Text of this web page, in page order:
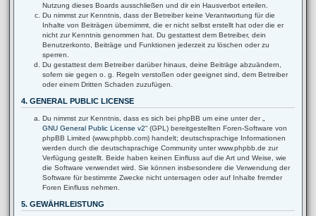
Nutzung dieses Boards ausschließen und dir ein Hausverbot erteilen.
Du nimmst zur Kenntnis, dass der Betreiber keine Verantwortung für die
Inhalte von Beiträgen übernimmt, die er nicht selbst erstellt hat oder die er
nicht zur Kenntnis genommen hat. Du gestattest dem Betreiber, dein
Benutzerkonto, Beiträge und Funktionen jederzeit zu löschen oder zu
sperren.
Du gestattest dem Betreiber darüber hinaus, deine Beiträge abzuändern,
sofern sie gegen o. g. Regeln verstoßen oder geeignet sind, dem Betreiber
oder einem Dritten Schaden zuzufügen.
4. GENERAL PUBLIC LICENSE
Du nimmst zur Kenntnis, dass es sich bei phpBB um eine unter der „
GNU General Public License v2“ (GPL) bereitgestellten Foren-Software von
phpBB Limited (www.phpbb.com) handelt; deutschsprachige Informationen
werden durch die deutschsprachige Community unter www.phpbb.de zur
Verfügung gestellt. Beide haben keinen Einfluss auf die Art und Weise, wie
die Software verwendet wird. Sie können insbesondere die Verwendung der
Software für bestimmte Zwecke nicht untersagen oder auf Inhalte fremder
Foren Einfluss nehmen.
5. GEWÄHRLEISTUNG